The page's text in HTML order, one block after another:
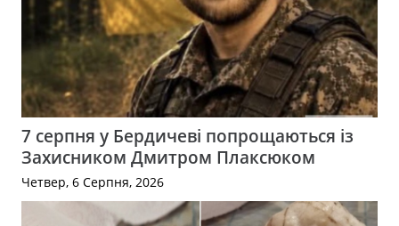
7 серпня у Бердичеві попрощаються із
Захисником Дмитром Плаксюком
Четвер, 6 Серпня, 2026